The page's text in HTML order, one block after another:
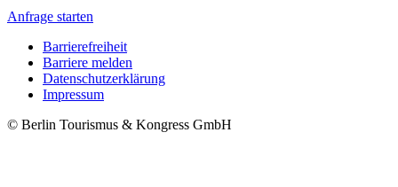
Anfrage starten
Metanavigation
Barrierefreiheit
Barriere melden
Datenschutzerklärung
Impressum
© Berlin Tourismus & Kongress GmbH